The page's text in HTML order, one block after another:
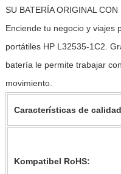
SU BATERÍA ORIGINAL
Enciende tu negocio y viajes
portátiles HP L32535-1C2.
batería le permite trabajar
movimiento.
Características de
Kompatibel RoHS: